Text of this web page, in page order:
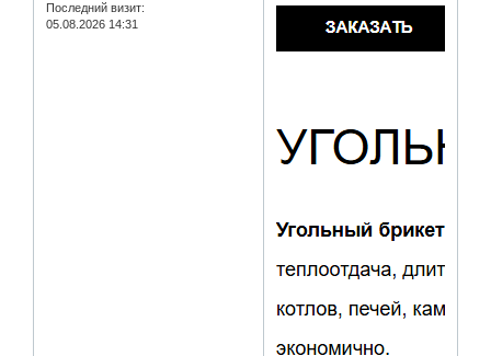
Последний визит:
05.08.2026 14:31